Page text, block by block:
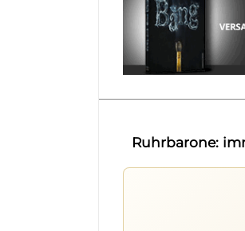
Ruhrbarone: